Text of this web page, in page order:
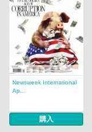
Newsweek International
Ap...
購入